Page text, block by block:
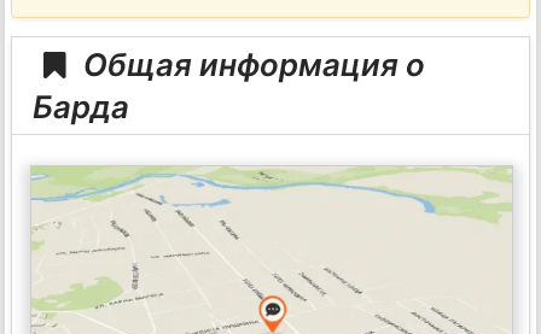
Общая информация о
Барда